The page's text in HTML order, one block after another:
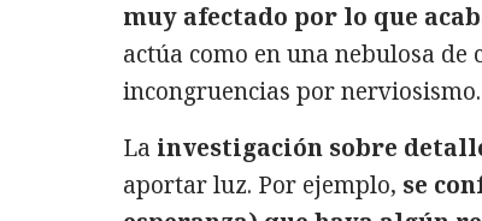
muy afectado por lo que
actúa como en una nebulosa
incongruencias por nerviosismo.
La investigación sobre
aportar luz. Por ejemplo, se